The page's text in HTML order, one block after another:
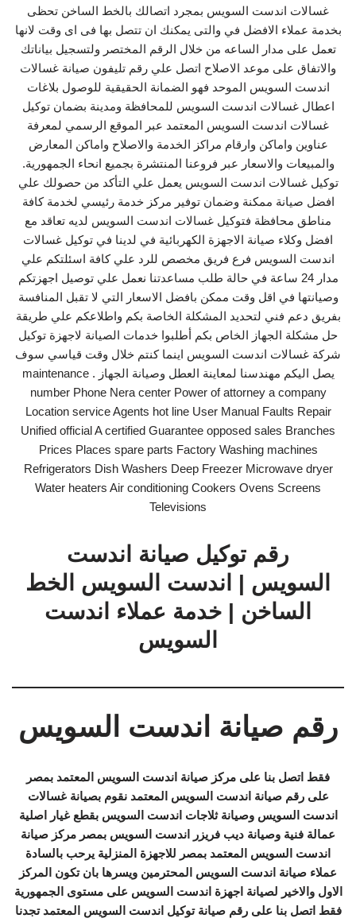
غسالات اندست السويس بمجرد اتصالك بالخط الساخن تحظى
بخدمة عملاء الافضل في والتى يمكنك ان تتصل بها فى اى وقت لانها
تعمل على مدار الساعه من خلال الرقم المختصر ولتسجيل بياناتك
والاتفاق على موعد الاصلاح اتصل علي رقم تليفون صيانة غسالات
اندست السويس الموحد فهو الضمانة الحقيقية للوصول بلاغات
اعطال غسالات اندست السويس للمحافظة ومدينة بضمان توكيل
غسالات اندست السويس المعتمد عبر الموقع الرسمي لمعرفة
عناوين واماكن وارقام مراكز الخدمة والاصلاح واماكن المعارض
والمبيعات والاسعار عبر فروعنا المنتشرة بجميع انحاء الجمهورية.
توكيل غسالات اندست السويس يعمل علي التأكد من حصولك علي
افضل صيانة ممكنة وضمان توفير مركز خدمة رئيسي لخدمة كافة
مناطق محافظة فتوكيل غسالات اندست السويس لديه تعاقد مع
افضل وكلاء صيانة الاجهزة الكهربائية في لدينا في توكيل غسالات
اندست السويس فرع فريق مخصص للرد علي كافة اسئلتكم علي
مدار 24 ساعة في حالة طلب مساعدتنا نعمل علي توصيل اجهزتكم
وصيانتها في اقل وقت ممكن بافضل الاسعار التي لا تقبل المنافسة
بفريق دعم فني لتحديد المشكلة الخاصة بكم واطلاعكم علي طريقة
حل مشكلة الجهاز الخاص بكم أطلبوا خدمات الصيانة لاجهزة توكيل
شركة غسالات اندست السويس اينما كنتم خلال وقت قياسي سوف
يصل اليكم مهندسنا لمعاينة العطل وصيانة الجهاز . maintenance
number Phone Nera center Power of attorney a company
Location service Agents hot line User Manual Faults Repair
Unified official A certified Guarantee opposed sales Branches
Prices Places spare parts Factory Washing machines
Refrigerators Dish Washers Deep Freezer Microwave dryer
Water heaters Air conditioning Cookers Ovens Screens
Televisions
رقم توكيل صيانة اندست
السويس | اندست السويس الخط
الساخن | خدمة عملاء اندست
السويس
رقم صيانة اندست السويس
فقط اتصل بنا على مركز صيانة اندست السويس المعتمد بمصر
على رقم صيانة اندست السويس المعتمد نقوم بصيانة غسالات
اندست السويس وصيانة ثلاجات اندست السويس بقطع غيار اصلية
عمالة فنية وصيانة ديب فريزر اندست السويس بمصر مركز صيانة
اندست السويس المعتمد بمصر للاجهزة المنزلية يرحب بالسادة
عملاء صيانة اندست السويس المحترمين ويسرها بان تكون المركز
الاول والاخير لصيانة اجهزة اندست السويس على مستوى الجمهورية
فقط اتصل بنا على رقم صيانة توكيل اندست السويس المعتمد تجدنا